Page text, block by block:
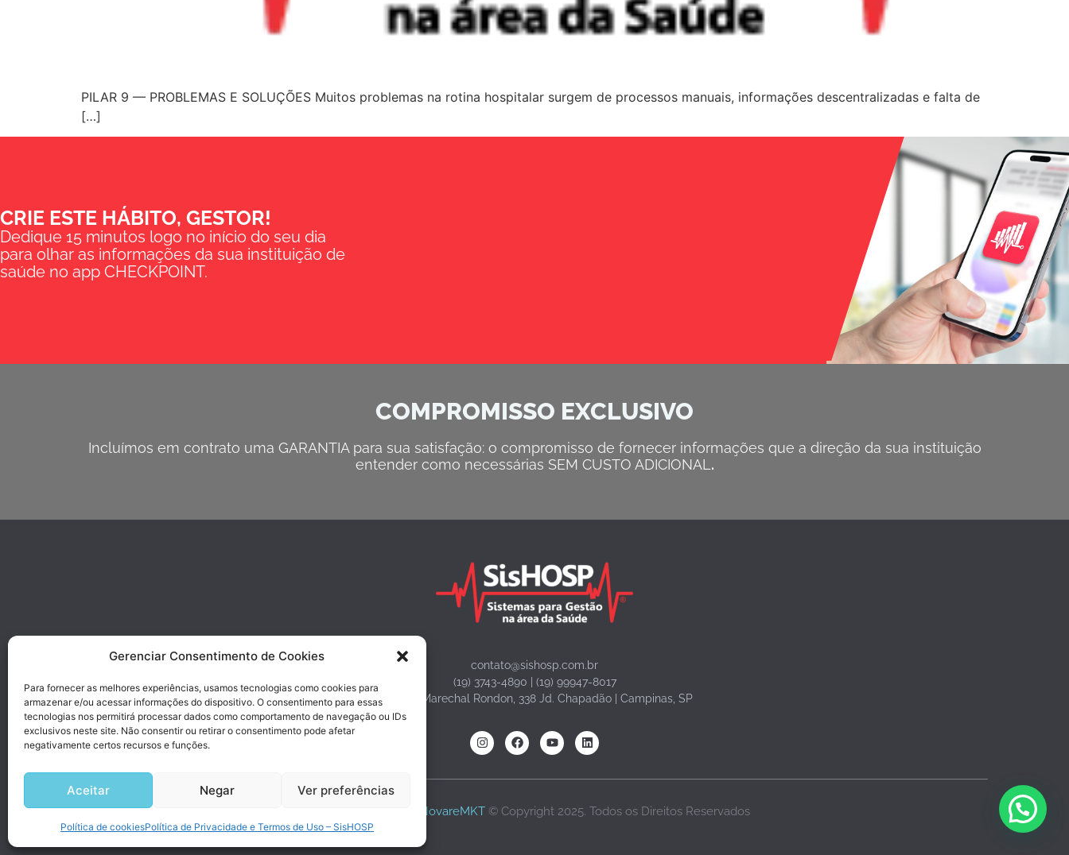
Gerenciar Consentimento de Cookies
Para fornecer as melhores experiências, usamos tecnologias como cookies para
armazenar e/ou acessar informações do dispositivo. O consentimento para essas
tecnologias nos permitirá processar dados como comportamento de navegação ou IDs
exclusivos neste site. Não consentir ou retirar o consentimento pode afetar
negativamente certos recursos e funções.
Aceitar Negar Ver preferências
Política de cookiesPolítica de Privacidade e Termos de Uso – SisHOSP
PILAR 9 — PROBLEMAS E SOLUÇÕES Muitos problemas na rotina hospitalar surgem de processos manuais, informações descentralizadas e falta de
[…]
CRIE ESTE HÁBITO, GESTOR!
Dedique 15 minutos logo no início do seu dia
para olhar as informações da sua instituição de
saúde no app CHECKPOINT.
COMPROMISSO EXCLUSIVO
Incluímos em contrato uma GARANTIA para sua satisfação: o compromisso de fornecer informações que a direção da sua instituição
entender como necessárias SEM CUSTO ADICIONAL .
contato@sishosp.com.br
(19) 3743-4890 | (19) 99947-8017
Avenida Marechal Rondon, 338 Jd. Chapadão | Campinas, SP
NovareMKT © Copyright 2025. Todos os Direitos Reservados